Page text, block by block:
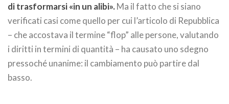
di trasformarsi «in un alibi».Ma il fatto che si siano
verificati casi come quello per cui l’articolo di Repubblica
– che accostava il termine “flop” alle persone, valutando
i diritti in termini di quantità – ha causato uno sdegno
pressoché unanime: il cambiamento può partire dal
basso.